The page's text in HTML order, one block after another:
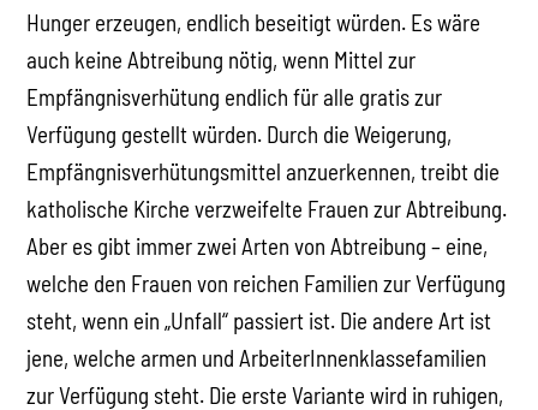
Hunger erzeugen, endlich beseitigt würden. Es wäre
auch keine Abtreibung nötig, wenn Mittel zur
Empfängnisverhütung endlich für alle gratis zur
Verfügung gestellt würden. Durch die Weigerung,
Empfängnisverhütungsmittel anzuerkennen, treibt die
katholische Kirche verzweifelte Frauen zur Abtreibung.
Aber es gibt immer zwei Arten von Abtreibung – eine,
welche den Frauen von reichen Familien zur Verfügung
steht, wenn ein „Unfall“ passiert ist. Die andere Art ist
jene, welche armen und ArbeiterInnenklassefamilien
zur Verfügung steht. Die erste Variante wird in ruhigen,